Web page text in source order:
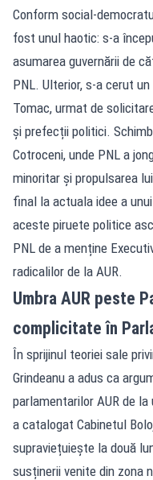
Conform social-
fost unul haotic: s-a
asumarea guvernării de
PNL. Ulterior, s-a cerut
Tomac, urmat de
și prefecții politici.
Cotroceni, unde PNL a
minoritar și propulsarea
final la actuala idee a
aceste piruete politice
PNL de a menține
radicalilor de la AUR.
Umbra AUR peste
complicitate în
În sprijinul teoriei sale
Grindeanu a adus ca
parlamentarilor AUR de
a catalogat Cabinetul
supraviețuiește la două
susținerii venite din zona